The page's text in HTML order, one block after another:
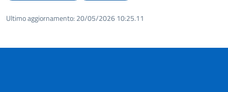
Ultimo aggiornamento: 20/05/2026 10:25.11